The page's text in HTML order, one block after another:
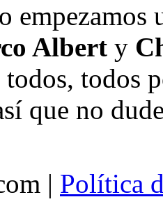
empezamos
Albert y
todos, todos
que no
| Política